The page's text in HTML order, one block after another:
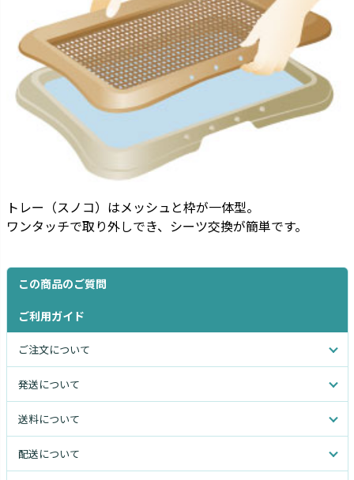
トレー（スノコ）はメッシュと枠が一体型。
ワンタッチで取り外しでき、シーツ交換が簡単です。
この商品のご質問
ご利用ガイド
ご注文について
発送について
送料について
配送について